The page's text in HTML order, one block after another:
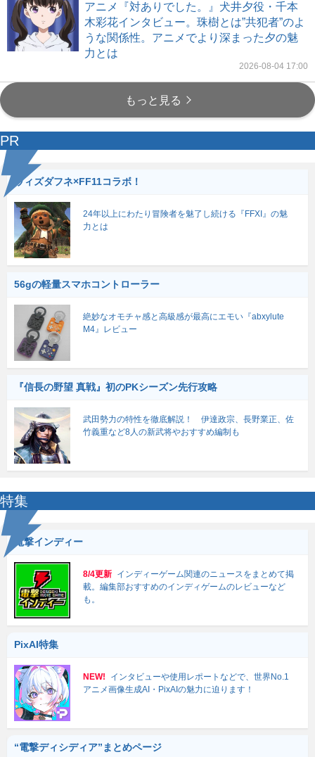
アニメ『対ありでした。』犬井夕役・千本
木彩花インタビュー。珠樹とは”共犯者”のよ
うな関係性。アニメでより深まった夕の魅
力とは
2026-08-04 17:00
もっと見る
PR
ウィズダフネ×FF11コラボ！
24年以上にわたり冒険者を魅了し続ける『FFXI』の魅
力とは
56gの軽量スマホコントローラー
絶妙なオモチャ感と高級感が最高にエモい『abxylute
M4』レビュー
『信長の野望 真戦』初のPKシーズン先行攻略
武田勢力の特性を徹底解説！ 伊達政宗、長野業正、佐
竹義重など8人の新武将やおすすめ編制も
特集
電撃インディー
8/4更新 インディーゲーム関連のニュースをまとめて掲
載。編集部おすすめのインディゲームのレビューなど
も。
PixAI特集
NEW!
インタビューや使用レポートなどで、世界No.1
アニメ画像生成AI・PixAIの魅力に迫ります！
“電撃ディシディア”まとめページ